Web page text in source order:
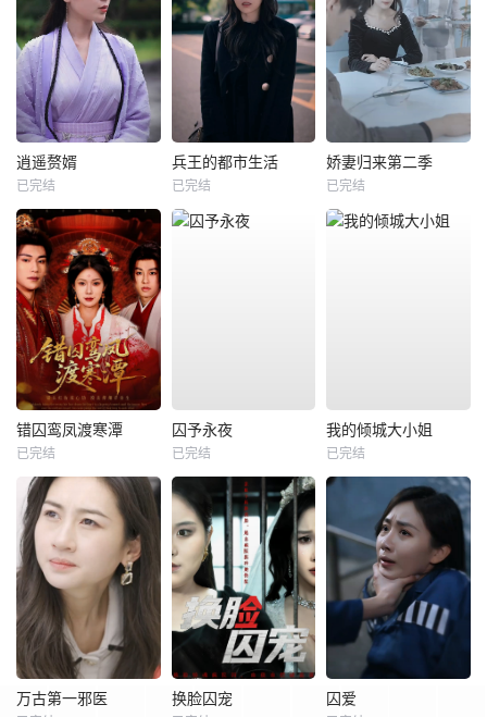
逍遥赘婿
已完结
兵王的都市生活
已完结
娇妻归来第二季
已完结
错囚鸾凤渡寒潭
已完结
囚予永夜
已完结
我的倾城大小姐
已完结
万古第一邪医 换脸囚宠 囚爱